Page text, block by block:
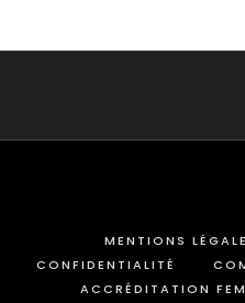
MENTIONS
CONFIDENTIALITÉ
ACCRÉDITATION